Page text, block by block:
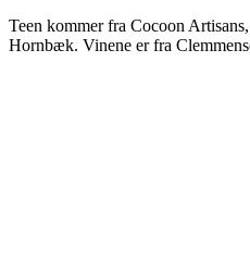
Teen kommer fra Cocoon
Hornbæk. Vinene er fra